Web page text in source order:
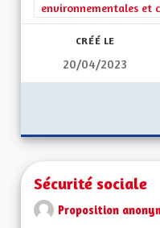
environnementales et
CRÉÉ LE
20/04/2023
Sécurité sociale
Proposition